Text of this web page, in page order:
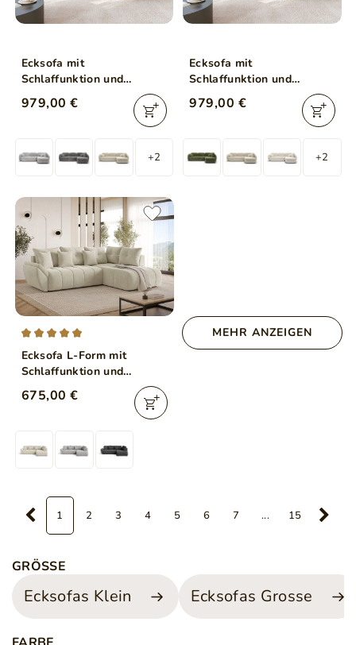
Ecksofa mit
Schlaffunktion und
Bettkasten Rechts Carino
Beige
979,00 €
+2
Ecksofa mit
Schlaffunktion und
Bettkasten Rechts Carino
Grün
979,00 €
+2
Ecksofa L-Form mit
Schlaffunktion und
Bettkasten Genoa Beige
675,00 €
MEHR ANZEIGEN
1 2 3 4 5 6 7 ... 15
GRÖSSE
Ecksofas Klein Ecksofas Grosse